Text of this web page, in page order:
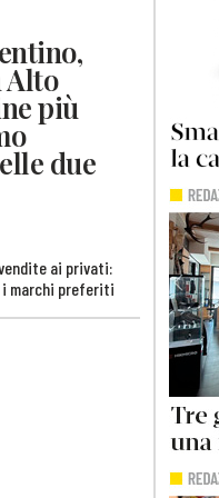
Alto
più
due
ai privati:
i marchi preferiti